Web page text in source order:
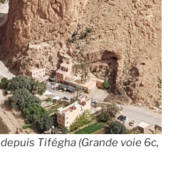
Tifégha (Grande voie 6c,